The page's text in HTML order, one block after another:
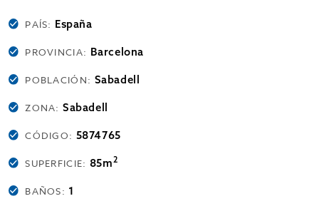
PAÍS: España
PROVINCIA: Barcelona
POBLACIÓN: Sabadell
ZONA:Sabadell
CÓDIGO: 5874765
SUPERFICIE: 85m2
BAÑOS: 1